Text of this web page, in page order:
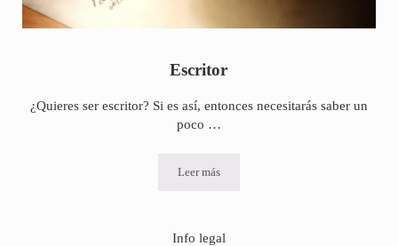
Escritor
¿Quieres ser escritor? Si es así, entonces necesitarás saber un
poco …
Leer más
Escritor
Info legal